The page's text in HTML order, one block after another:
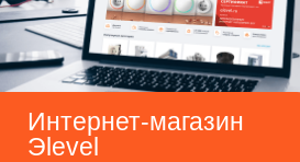
Интернет-магазин
Эlevel